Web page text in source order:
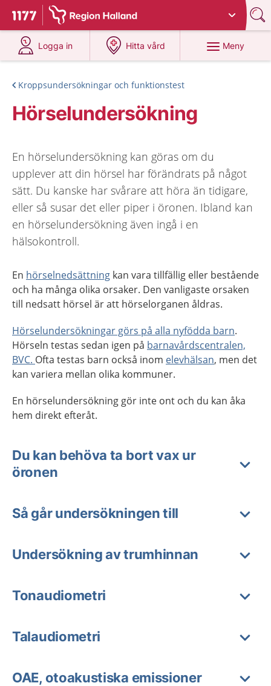
Till startsidan för 1177
Du har valt region Halland
Logga in
på 1177.se
Hitta vård
på 1177.se
Meny
Kroppsundersökningar och funktionstest
Hörselundersökning
En hörselundersökning kan göras om du
upplever att din hörsel har förändrats på något
sätt. Du kanske har svårare att höra än tidigare,
eller så susar det eller piper i öronen. Ibland kan
en hörselundersökning även ingå i en
hälsokontroll.
En hörselnedsättning kan vara tillfällig eller bestående
och ha många olika orsaker. Den vanligaste orsaken
till nedsatt hörsel är att hörselorganen åldras.
Hörselundersökningar görs på alla nyfödda barn.
Hörseln testas sedan igen på barnavårdscentralen,
BVC. Ofta testas barn också inom elevhälsan, men det
kan variera mellan olika kommuner.
En hörselundersökning gör inte ont och du kan åka
hem direkt efteråt.
Du kan behöva ta bort vax ur
öronen
Så går undersökningen till
Undersökning av trumhinnan
Tonaudiometri
Talaudiometri
OAE, otoakustiska emissioner